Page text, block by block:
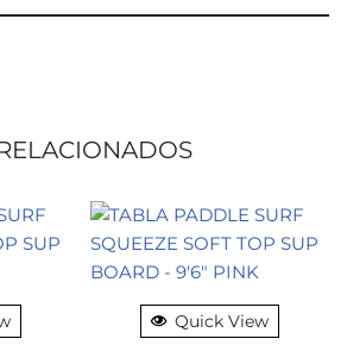
Quick View